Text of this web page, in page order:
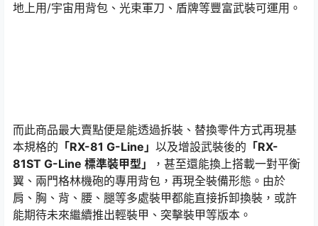
地上用/宇宙用背包、光束軍刀、盾牌等豐富武裝可運用。
而此商品最大賣點便是能透過拆裝、替換零件方式再現基
本規格的 「RX-81 G-Line」 以及增設武裝後的 「RX-
81ST G-Line 標準裝甲型」
，甚至還能換上搭載一對平衡
翼、兩門格林機砲的專用背包，再現全裝備形態。由於
肩、胸、背、腰、腿等多處裝甲都能直接拆卸換裝，或許
能期待未來繼續推出輕裝甲、突擊裝甲等版本。